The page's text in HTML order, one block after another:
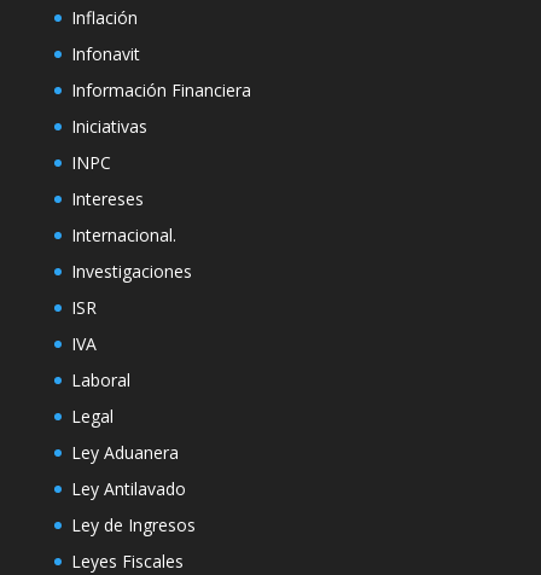
Inflación
Infonavit
Información Financiera
Iniciativas
INPC
Intereses
Internacional.
Investigaciones
ISR
IVA
Laboral
Legal
Ley Aduanera
Ley Antilavado
Ley de Ingresos
Leyes Fiscales